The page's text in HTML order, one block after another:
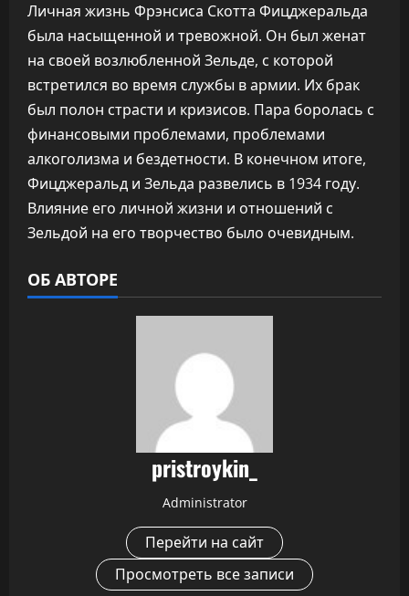
Личная жизнь Фрэнсиса Скотта Фицджеральда
была насыщенной и тревожной. Он был женат
на своей возлюбленной Зельде, с которой
встретился во время службы в армии. Их брак
был полон страсти и кризисов. Пара боролась с
финансовыми проблемами, проблемами
алкоголизма и бездетности. В конечном итоге,
Фицджеральд и Зельда развелись в 1934 году.
Влияние его личной жизни и отношений с
Зельдой на его творчество было очевидным.
ОБ АВТОРЕ
pristroykin_
Administrator
Перейти на сайт
Просмотреть все записи